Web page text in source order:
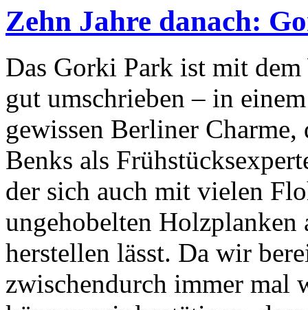
Zehn Jahre danach:
Das Gorki Park ist mit
gut umschrieben – in
gewissen Berliner
Benks als
der sich auch mit vielen
ungehobelten
herstellen lässt. Da wir
zwischendurch immer mal